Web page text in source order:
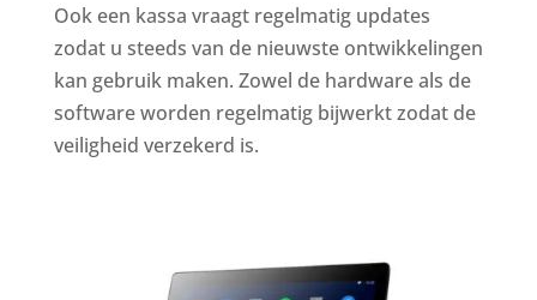
Ook een kassa vraagt regelmatig updates
zodat u steeds van de nieuwste ontwikkelingen
kan gebruik maken. Zowel de hardware als de
software worden regelmatig bijwerkt zodat de
veiligheid verzekerd is.